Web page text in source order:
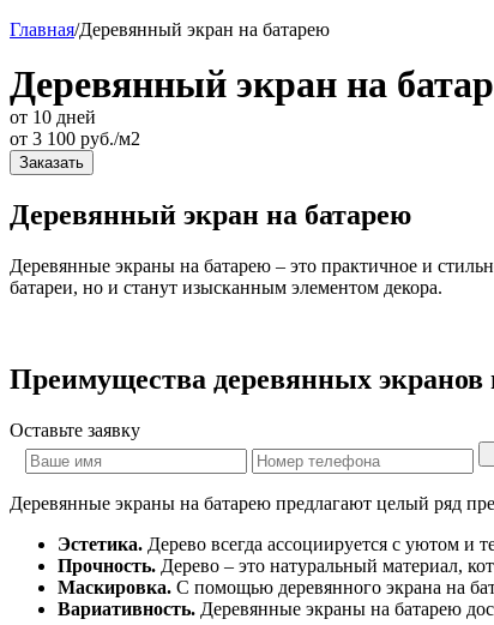
Главная/Деревянный экран на батарею
Деревянный экран на
от 10 дней
от 3 100 руб./м2
Заказать
Деревянный экран на батарею
Деревянные экраны на батарею – это практичное и
батареи, но и станут изысканным элементом декора.
Преимущества деревянных экранов
Оставьте заявку
Деревянные экраны на батарею предлагают целый ряд
Эстетика. Дерево всегда ассоциируется с уютом и
Прочность. Дерево – это натуральный материал,
Маскировка. С помощью деревянного экрана на
Вариативность. Деревянные экраны на батарею